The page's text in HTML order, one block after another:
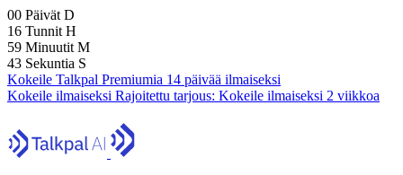
00 Päivät D
16 Tunnit H
59 Minuutit M
41 Sekuntia S
Kokeile Talkpal Premiumia 14 päivää ilmaiseksi
Kokeile ilmaiseksi Rajoitettu tarjous: Kokeile ilmaiseksi 2 viikkoa